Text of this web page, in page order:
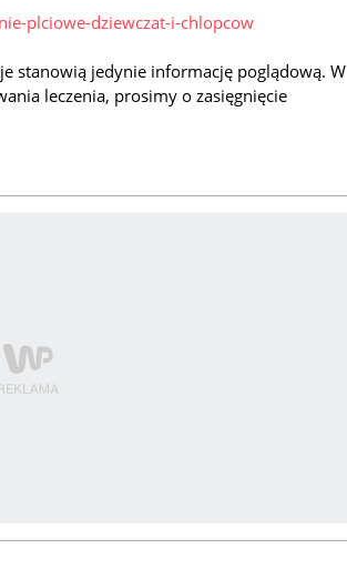
plciowe-dziewczat-i-chlopcow
stanowią jedynie informację poglądową. W
leczenia, prosimy o zasięgnięcie